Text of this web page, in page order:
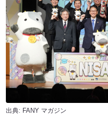
出典: FANY マガジン